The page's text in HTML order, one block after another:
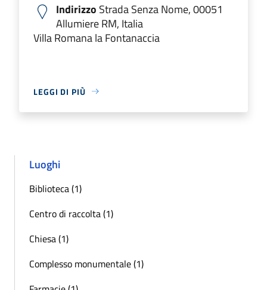
Indirizzo Strada Senza Nome, 00051
Allumiere RM, Italia
Villa Romana la Fontanaccia
LEGGI DI PIÙ
Luoghi
Biblioteca (1)
Centro di raccolta (1)
Chiesa (1)
Complesso monumentale (1)